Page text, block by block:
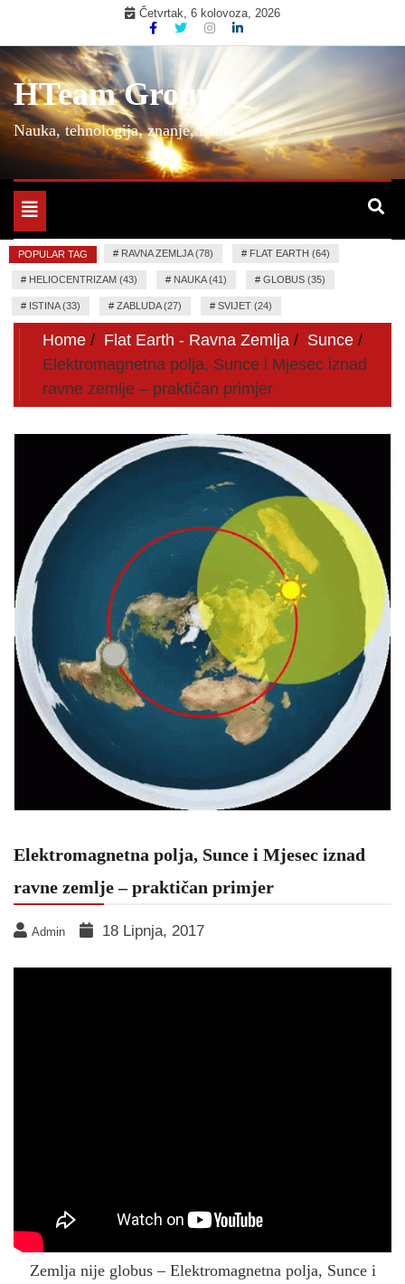
content
Četvrtak, 6 kolovoza, 2026
HTeam Group
Nauka, tehnologija, znanje, istina
Toggle
navigation
POPULAR TAG # RAVNA ZEMLJA (78) # FLAT EARTH (64)
# HELIOCENTRIZAM (43) # NAUKA (41) # GLOBUS (35)
# ISTINA (33) # ZABLUDA (27) # SVIJET (24)
Home Flat Earth - Ravna Zemlja
Sunce
Elektromagnetna polja, Sunce i Mjesec iznad
ravne zemlje – praktičan primjer
Elektromagnetna polja, Sunce i Mjesec iznad
ravne zemlje – praktičan primjer
Admin 18 Lipnja, 2017
Zemlja nije globus – Elektromagnetna polja, Sunce i